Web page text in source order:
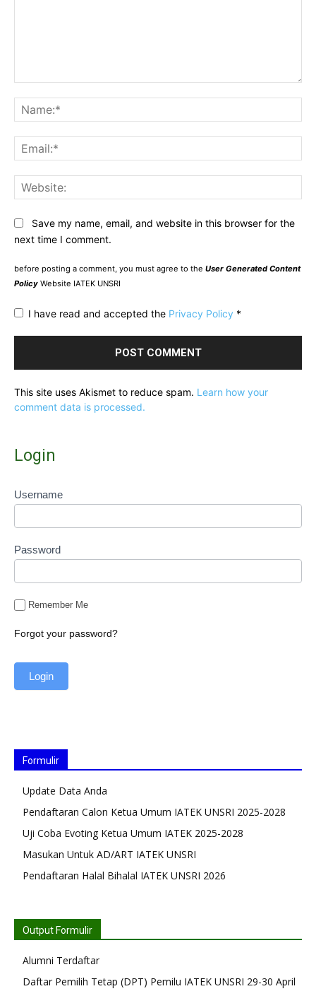
Save my name, email, and website in this browser for the
next time I comment.
before posting a comment, you must agree to the User Generated Content
Policy Website IATEK UNSRI
I have read and accepted the Privacy Policy *
This site uses Akismet to reduce spam. Learn how your
comment data is processed.
Login
Username
Password
Remember Me
Forgot your password?
Formulir
Update Data Anda
Pendaftaran Calon Ketua Umum IATEK UNSRI 2025-2028
Uji Coba Evoting Ketua Umum IATEK 2025-2028
Masukan Untuk AD/ART IATEK UNSRI
Pendaftaran Halal Bihalal IATEK UNSRI 2026
Output Formulir
Alumni Terdaftar
Daftar Pemilih Tetap (DPT) Pemilu IATEK UNSRI 29-30 April